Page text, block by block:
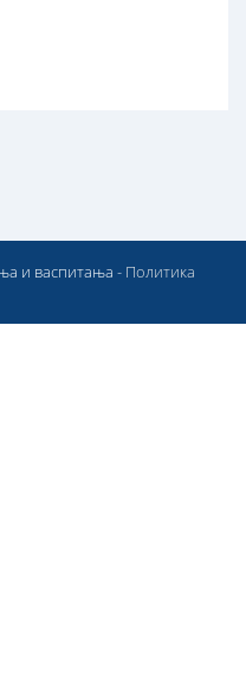
и васпитања - Политика